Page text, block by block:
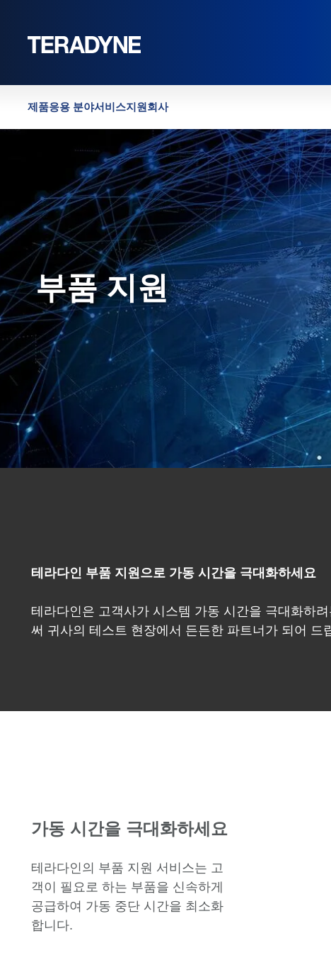
제품응용 분야서비스지원회사
부품 지원
테라다인 부품 지원으로 가동 시간을 극대화하세요
테라다인은 고객사가 시스템 가동 시간을 극대화하
써 귀사의 테스트 현장에서 든든한 파트너가 되어
가동 시간을 극대화하세요
테라다인의 부품 지원 서비스는 고
객이 필요로 하는 부품을 신속하게
공급하여 가동 중단 시간을 최소화
합니다.